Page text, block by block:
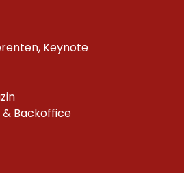
Keynote
Backoffice